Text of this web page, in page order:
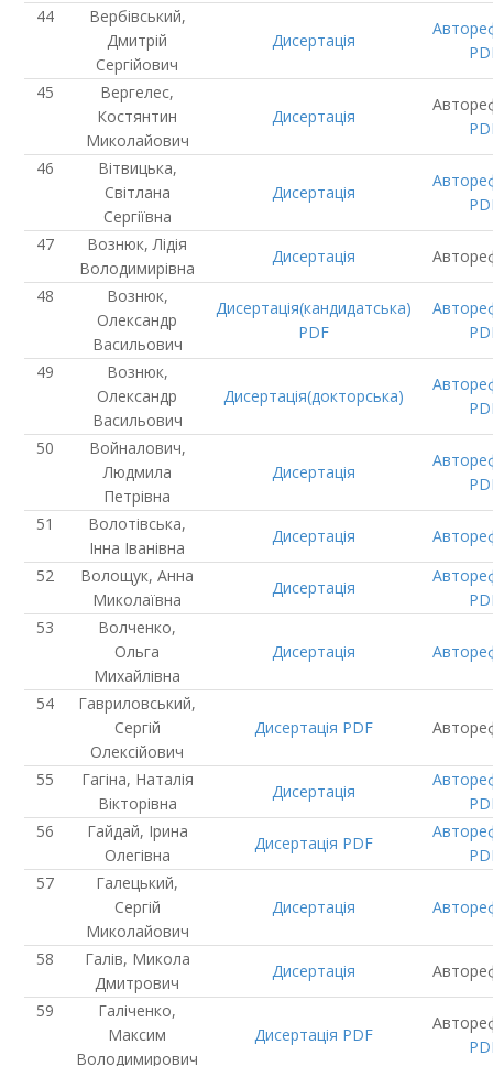
Вербівський,
Дмитрій
Сергійович
Дисертація
Вергелес,
Костянтин
Миколайович
Дисертація
Вітвицька,
Світлана
Сергіївна
Дисертація
Вознюк, Лідія
Володимирівна
Дисертація
Вознюк,
Олександр
Васильович
Дисертація(кандидатська)
PDF
Вознюк,
Олександр
Васильович
Дисертація(докторська)
Войналович,
Людмила
Петрівна
Дисертація
Волотівська,
Інна Іванівна
Дисертація
Волощук, Анна
Миколаївна
Дисертація
Волченко,
Ольга
Михайлівна
Дисертація
Гавриловський,
Сергій
Олексійович
Дисертація PDF
Гагіна, Наталія
Вікторівна
Дисертація
Гайдай, Ірина
Олегівна
Дисертація PDF
Галецький,
Сергій
Миколайович
Дисертація
Галів, Микола
Дмитрович
Дисертація
Галіченко,
Максим
Володимирович
Дисертація PDF